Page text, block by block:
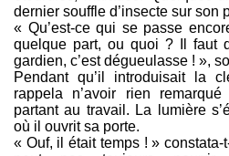
dernier souffle d’insecte sur son
« Qu’est-ce qui se passe
quelque part, ou quoi ? Il faut
gardien, c’est dégueulasse ! »,
Pendant qu’il introduisait la
rappela n’avoir rien
partant au travail. La lumière
où il ouvrit sa porte.
« Ouf, il était temps ! »